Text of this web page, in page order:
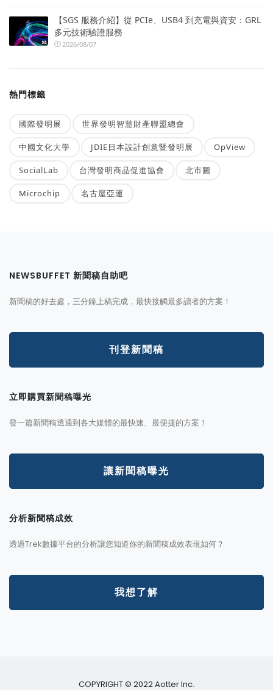
【SGS 服務介紹】從 PCIe、USB4 到充電與資安：GRL
多元技術驗證服務
2026/08/07
熱門標籤
國際發明展 世界發明智慧財產聯盟總會
中國文化大學 JDIE日本設計創意暨發明展 OpView
SocialLab 台灣發明商品促進協會 北市圖
Microchip 名古屋亞運
NEWSBUFFET 新聞稿自助吧
新聞稿的好去處，三分鐘上稿完成，最快接觸最多讀者的方案！
刊登新聞稿
立即購買新聞稿曝光
發一篇新聞稿透通到各大媒體的最快速、最便捷的方案！
讓新聞稿曝光
分析新聞稿成效
透過Trek數據平台的分析讓您知道你的新聞稿成效表現如何？
我想了解
COPYRIGHT © 2022 Aotter Inc.